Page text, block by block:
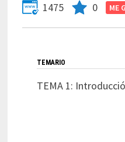
1475 0
TEMARIO
TEMA 1: